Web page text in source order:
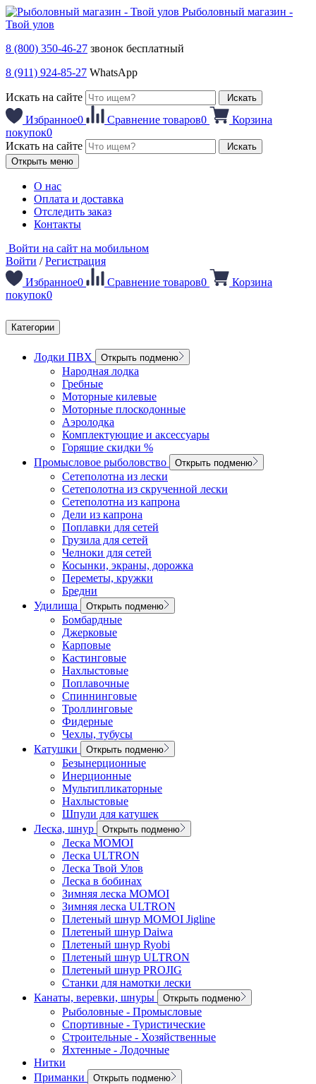
Рыболовный магазин -
Твой улов
8 (800) 350-46-27 звонок бесплатный
8 (911) 924-85-27 WhatsApp
Искать на сайте Искать
Избранное0 Сравнение товаров0
Корзина
покупок0
Искать на сайте
Искать
Открыть меню
О нас
Оплата и доставка
Отследить заказ
Контакты
Войти на сайт на мобильном
Войти /Регистрация
Избранное0 Сравнение товаров0
Корзина
покупок0
Категории
Лодки ПВХ Открыть подменю
Народная лодка
Гребные
Моторные килевые
Моторные плоскодонные
Аэролодка
Комплектующие и аксессуары
Горящие скидки %
Промысловое рыболовство
Открыть подменю
Сетеполотна из лески
Сетеполотна из скрученной лески
Сетеполотна из капрона
Дели из капрона
Поплавки для сетей
Грузила для сетей
Челноки для сетей
Косынки, экраны, дорожка
Переметы, кружки
Бредни
Удилища
Открыть подменю
Бомбардные
Джерковые
Карповые
Кастинговые
Нахлыстовые
Поплавочные
Спиннинговые
Троллинговые
Фидерные
Чехлы, тубусы
Катушки
Открыть подменю
Безынерционные
Инерционные
Мультипликаторные
Нахлыстовые
Шпули для катушек
Леска, шнур
Открыть подменю
Леска MOMOI
Леска ULTRON
Леска Твой Улов
Леска в бобинах
Зимняя леска MOMOI
Зимняя леска ULTRON
Плетеный шнур MOMOI Jigline
Плетеный шнур Daiwa
Плетеный шнур Ryobi
Плетеный шнур ULTRON
Плетеный шнур PROJIG
Станки для намотки лески
Канаты, веревки, шнуры
Открыть подменю
Рыболовные - Промысловые
Спортивные - Туристические
Строительные - Хозяйственные
Яхтенные - Лодочные
Нитки
Приманки
Открыть подменю